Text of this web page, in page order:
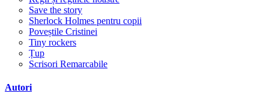
Save the story
Sherlock Holmes pentru copii
Poveștile Cristinei
Tiny rockers
Țup
Scrisori Remarcabile
Autori